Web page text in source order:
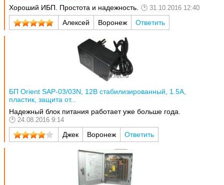
Хороший ИБП. Простота и надежность.
31.10.2016 12:40
Алексей Воронеж Ответить
БП Orient SAP-03/03N, 12В стабилизированный, 1.5А,
пластик, защита от...
Надежный блок питания работает уже больше года.
24.08.2016 9:14
Джек Воронеж Ответить